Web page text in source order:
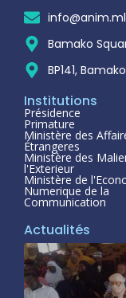
info@anim.ml
Bamako
BP141,
Institutions
Présidence
Primature
Ministère des
Étrangeres
Ministère des
l'Exterieur
Ministère de
Numerique de la
Communication
Actualités